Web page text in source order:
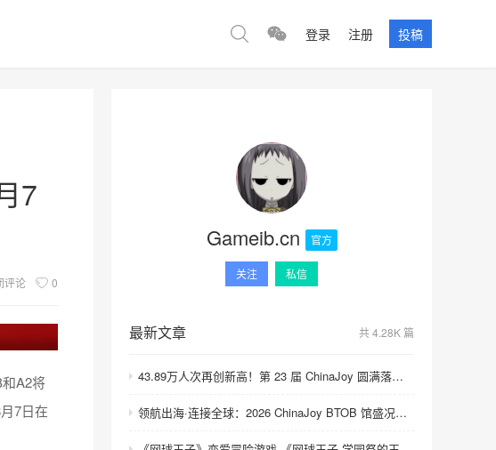
登录 注册 投稿
7
评论 0
A2将
7日在
Gameib.cn 官方
关注 私信
最新文章 共 4.28K 篇
43.89万人次再创新高！第 23 届 ChinaJoy 圆满落幕：感谢有你，共赴这场“与 AI 同游”的盛夏之约
领航出海·连接全球：2026 ChinaJoy BTOB 馆盛况空前